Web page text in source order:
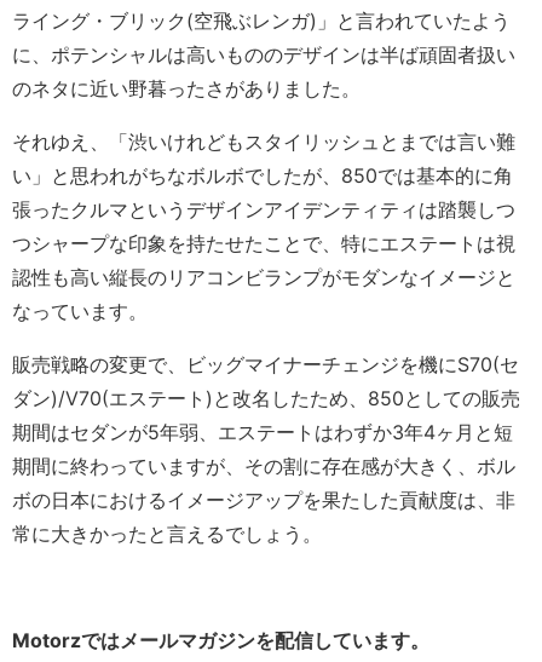
ライング・ブリック(空飛ぶレンガ)」と言われていたよう
に、ポテンシャルは高いもののデザインは半ば頑固者扱い
のネタに近い野暮ったさがありました。
それゆえ、「渋いけれどもスタイリッシュとまでは言い難
い」と思われがちなボルボでしたが、850では基本的に角
張ったクルマというデザインアイデンティティは踏襲しつ
つシャープな印象を持たせたことで、特にエステートは視
認性も高い縦長のリアコンビランプがモダンなイメージと
なっています。
販売戦略の変更で、ビッグマイナーチェンジを機にS70(セ
ダン)/V70(エステート)と改名したため、850としての販売
期間はセダンが5年弱、エステートはわずか3年4ヶ月と短
期間に終わっていますが、その割に存在感が大きく、ボル
ボの日本におけるイメージアップを果たした貢献度は、非
常に大きかったと言えるでしょう。
Motorzではメールマガジンを配信しています。